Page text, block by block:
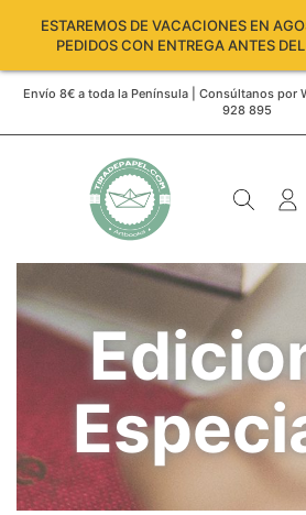
ESTAREMOS DE VACACIONES EN
PEDIDOS CON ENTREGA ANTES
Envío 8€ a toda la Península | Consúltanos por
928 895